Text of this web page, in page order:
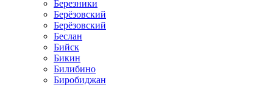
Березники
Берёзовский
Берёзовский
Беслан
Бийск
Бикин
Билибино
Биробиджан